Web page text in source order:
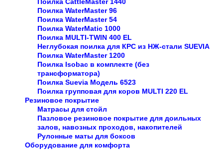
Поилка WaterMaster 96
Поилка WaterMaster 54
Поилка WaterMatic 1000
Поилка MULTI-TWIN 400 EL
Неглубокая поилка для КРС из НЖ-стали SUEVIA
Поилка WaterMaster 1200
Поилка Isobac в комплекте (без
трансформатора)
Поилка Suevia Модель 6523
Поилка групповая для коров МULTI 220 EL
Резиновое покрытие
Матрасы для стойл
Пазловое резиновое покрытие для доильных
залов, навозных проходов, накопителей
Рулонные маты для боксов
Оборудование для комфорта